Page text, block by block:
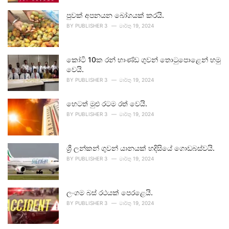
පුවක් අපනයන බෝගයක් කරයි.
BY PUBLISHER 3 මාර්තු 19, 2024
කෝටි 10ක රන් භාණ්ඩ ගුවන් තොටුපොළෙන් හමු
වෙයි.
BY PUBLISHER 3 මාර්තු 19, 2024
හෙටත් මුළු රටම රත් වෙයි.
BY PUBLISHER 3 මාර්තු 19, 2024
ශ්‍රී ලන්කන් ගුවන් යානයක් හදිසියේ ගොඩබස්වයි.
BY PUBLISHER 3 මාර්තු 19, 2024
ලංගම බස් රථයක් පෙරළෙයි.
BY PUBLISHER 3 මාර්තු 19, 2024